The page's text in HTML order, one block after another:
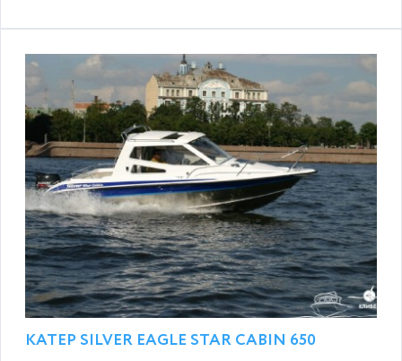
КАТЕР SILVER EAGLE STAR CABIN 650